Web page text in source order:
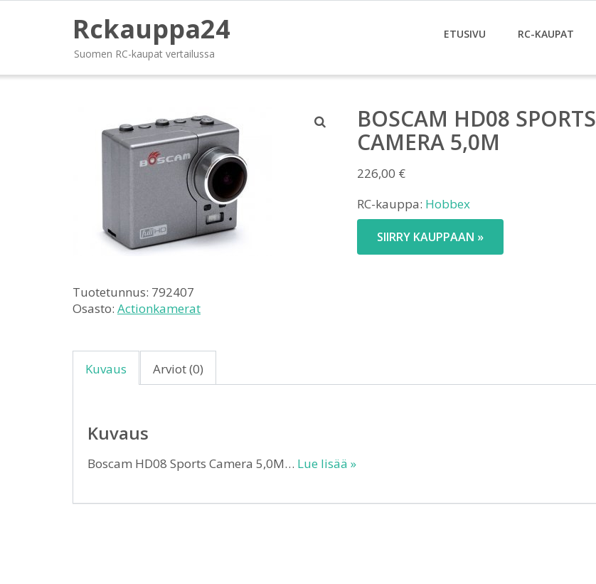
Rckauppa24
Suomen RC-kaupat vertailussa
ETUSIVU RC-KAUPAT
BOSCAM HD08 SPORTS
CAMERA 5,0M
226,00 €
RC-kauppa: Hobbex
SIIRRY KAUPPAAN »
Tuotetunnus: 792407
Osasto: Actionkamerat
Kuvaus Arviot (0)
Kuvaus
Boscam HD08 Sports Camera 5,0M… Lue lisää »